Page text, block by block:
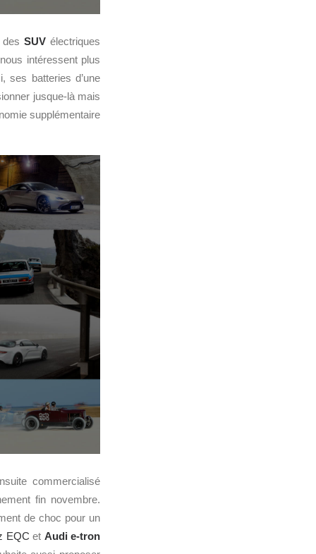
SUVélectriques
intéressent plus
ses batteries d’une
jusque-là mais
supplémentaire
commercialisé
fin novembre.
de choc pour un
EQC et Audi e-tron